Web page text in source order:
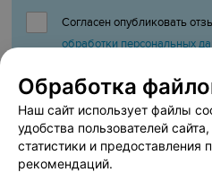
Согласен опубликовать
обработки персональных
Обработка
Наш сайт использует файлы
удобства пользователей
статистики и предоставления
рекомендаций.